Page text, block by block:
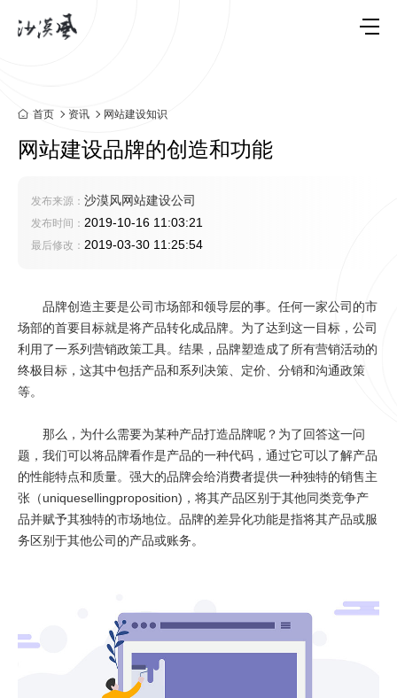
首页 资讯 网站建设知识
网站建设品牌的创造和功能
发布来源： 沙漠风网站建设公司
发布时间： 2019-10-16 11:03:21
最后修改： 2019-03-30 11:25:54
品牌创造主要是公司市场部和领导层的事。任何一家公司的市
场部的首要目标就是将产品转化成品牌。为了达到这一目标，公司
利用了一系列营销政策工具。结果，品牌塑造成了所有营销活动的
终极目标，这其中包括产品和系列决策、定价、分销和沟通政策
等。
那么，为什么需要为某种产品打造品牌呢？为了回答这一问
题，我们可以将品牌看作是产品的一种代码，通过它可以了解产品
的性能特点和质量。强大的品牌会给消费者提供一种独特的销售主
张（uniquesellingproposition)，将其产品区别于其他同类竞争产
品并赋予其独特的市场地位。品牌的差异化功能是指将其产品或服
务区别于其他公司的产品或账务。